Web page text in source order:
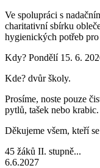
Ve spolupráci s
charitativní sbírku
hygienických potřeb
Kdy? Pondělí 15. 6.
Kde? dvůr školy.
Prosíme, noste pouze
pytlů, tašek nebo krabic.
Děkujeme všem, kteří
45 žáků II. stupně...
6.6.2027